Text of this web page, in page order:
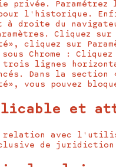
privée. Paramétrez
l'historique.
à droite du
Cliquez
cliquez sur
Chrome :
trois lignes
Dans la
vous pouvez
et
avec
de juridiction